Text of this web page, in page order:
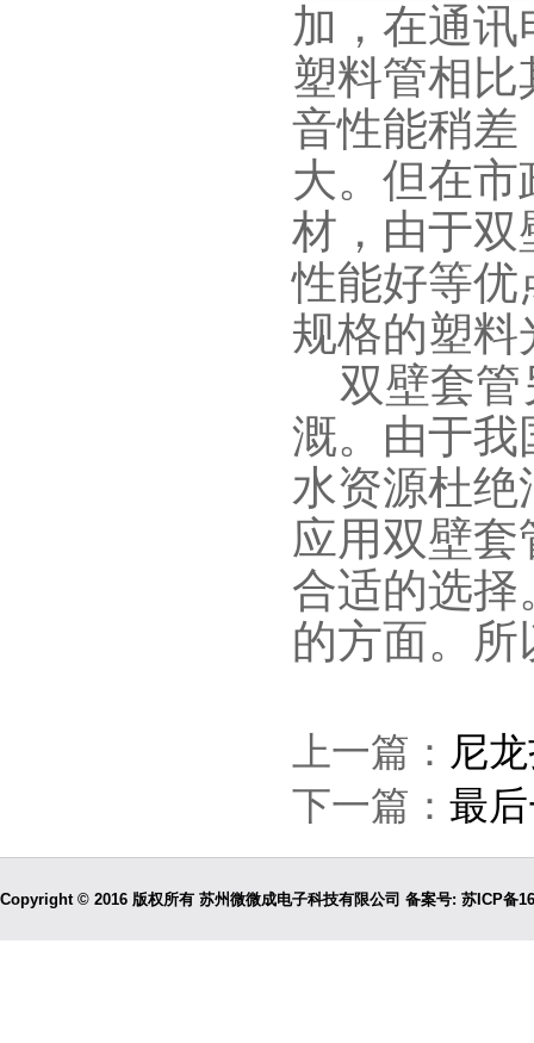
加，在通
塑料管相
音性能稍差
大。但在
材，由于双
性能好等优
规格的塑料
双壁套管
溉。由于我
水资源杜绝
应用双壁
合适的选择
的方面。
上一篇： 尼
下一篇： 最
Copyright © 2016 版权所有 苏州微微成电子科技有限公司 备案号: 苏ICP备